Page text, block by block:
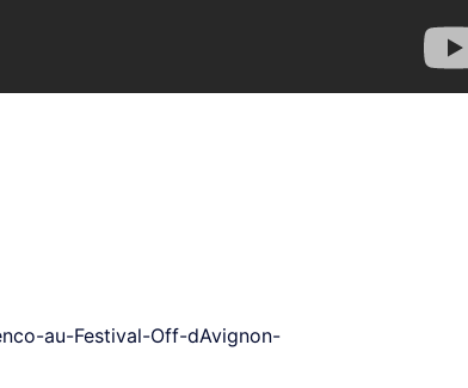
au-Festival-Off-dAvignon-